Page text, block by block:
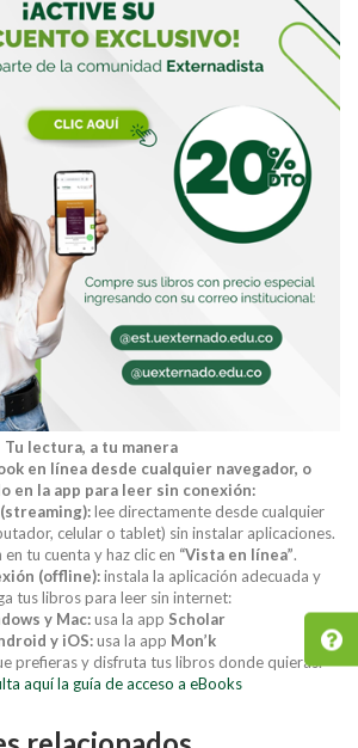
Tu lectura, a tu manera
en línea desde cualquier navegador, o
en la app para leer sin conexión:
lee directamente desde cualquier
celular o tablet) sin instalar aplicaciones.
tu cuenta y haz clic en “Vista en línea”.
(offline):instala la aplicación adecuada y
tus libros para leer sin internet:
y Mac:usa la app Scholar
y iOS:usa la app Mon’k
prefieras y disfruta tus libros donde quieras.
aquí la guía de acceso a eBooks